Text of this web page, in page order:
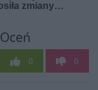
Oceń
0 0